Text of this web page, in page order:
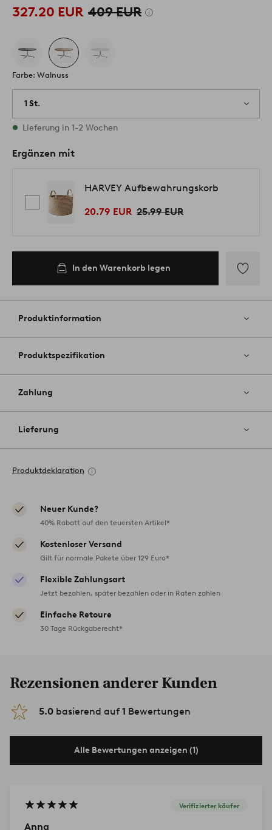
327.20 EUR 409 EUR
Farbe: Walnuss
1 St.
Vorrätig
Lieferung in 1-2 Wochen
Ergänzen mit
HARVEY Aufbewahrungskorb
20.79 EUR 25.99 EUR
In den Warenkorb legen
Favoriten
Produktinformation
Produktspezifikation
Zahlung
Lieferung
Produktdeklaration
Neuer Kunde?
40% Rabatt auf den teuersten Artikel*
Kostenloser Versand
Gilt für normale Pakete über 129 Euro*
Flexible Zahlungsart
Jetzt bezahlen, später bezahlen oder in Raten zahlen
Einfache Retoure
30 Tage Rückgaberecht*
Rezensionen anderer Kunden
5.0 basierend auf 1 Bewertungen
Alle Bewertungen anzeigen (1)
Verifizierter käufer
Anna